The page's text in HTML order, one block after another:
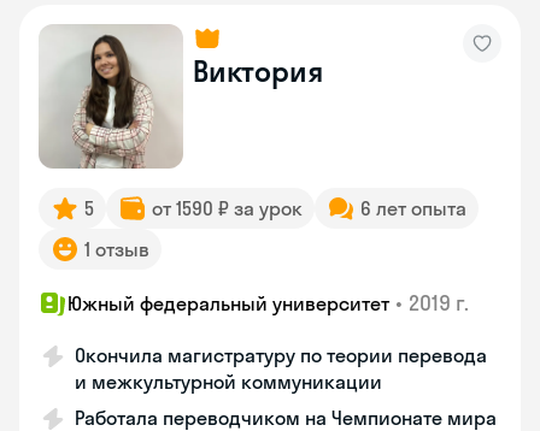
Виктория
5 от 1590 ₽ за урок
6 лет опыта
1 отзыв
Южный федеральный университет • 2019 г.
Окончила магистратуру по теории перевода
и межкультурной коммуникации
Работала переводчиком на Чемпионате мира